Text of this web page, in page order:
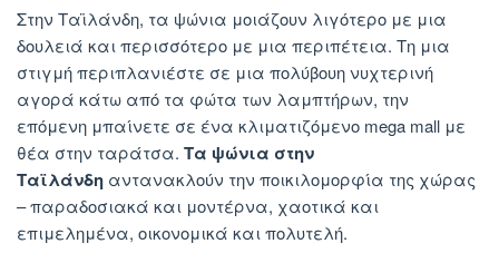
Στην Ταϊλάνδη, τα ψώνια μοιάζουν λιγότερο με μια
δουλειά και περισσότερο με μια περιπέτεια. Τη μια
στιγμή περιπλανιέστε σε μια πολύβουη νυχτερινή
αγορά κάτω από τα φώτα των λαμπτήρων, την
επόμενη μπαίνετε σε ένα κλιματιζόμενο mega mall με
θέα στην ταράτσα. Τα ψώνια στην
Ταϊλάνδη αντανακλούν την ποικιλομορφία της χώρας
– παραδοσιακά και μοντέρνα, χαοτικά και
επιμελημένα, οικονομικά και πολυτελή.